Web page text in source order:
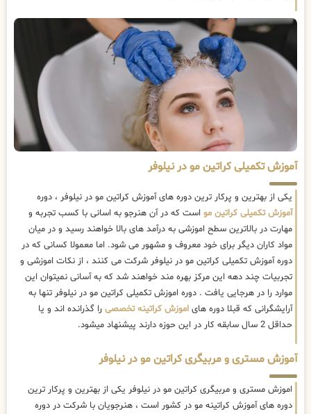
آموزش تکمیلی کراتین مو در نیلوفر
یکی از بهترین و پرکار ترین دوره های آموزش کراتین مو در نیلوفر ، دوره
آموزش تکمیلی کراتین مو است که در آن هنرجو به اسانی با کسب تجربه و
مهارت در بالاترین سطح اموزشی به درآمد های بالا خواهند رسید و در میان
مواد کاران دیگر برای خود معروف و مشهور می شود. اما معمولا کسانی که در
دوره آموزش تکمیلی کراتین مو در نیلوفر شرکت می کنند ، از نکات اموزشی و
تجربیات چند دهه این مرکز بهره مند خواهند شد که به آسانی نمیتوان این
موارد را در هرجایی یافت . دوره اموزش تکمیلی کراتین مو در نیلوفر تنها به
آرایشگرانی که قبلا دوره های اموزش کراتینه تخصصی را گذرانده اند و یا
حداقل 2 سال سابقه کار در این حوزه دارند پیشنهاد میشود.
آموزش مستری و مربیگری کراتین مو در نیلوفر
اموزش مستری و مربیگری کراتین مو در نیلوفر یکی از بهترین و پرکار ترین
دوره های آموزش کراتینه مو در کشور است ، هنرجویان با شرکت در دوره